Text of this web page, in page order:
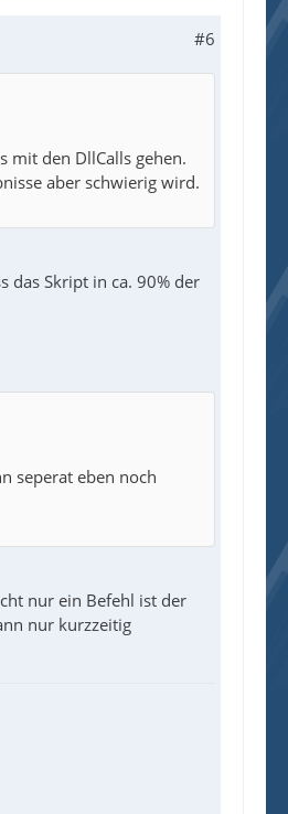
#6
mit den DllCalls gehen.
aber schwierig wird.
Skript in ca. 90% der
seperat eben noch
nur ein Befehl ist der
nur kurzzeitig